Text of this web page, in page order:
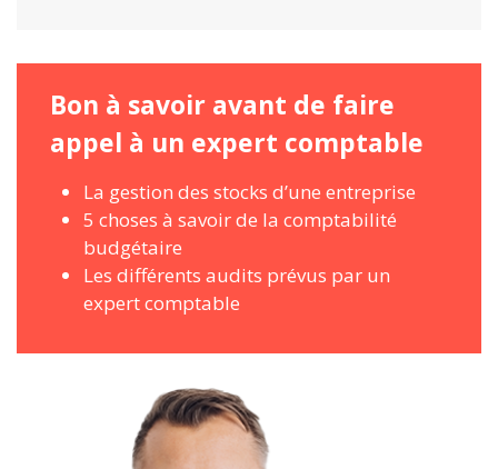
Bon à savoir avant de faire
appel à un expert comptable
La gestion des stocks d’une entreprise
5 choses à savoir de la comptabilité
budgétaire
Les différents audits prévus par un
expert comptable